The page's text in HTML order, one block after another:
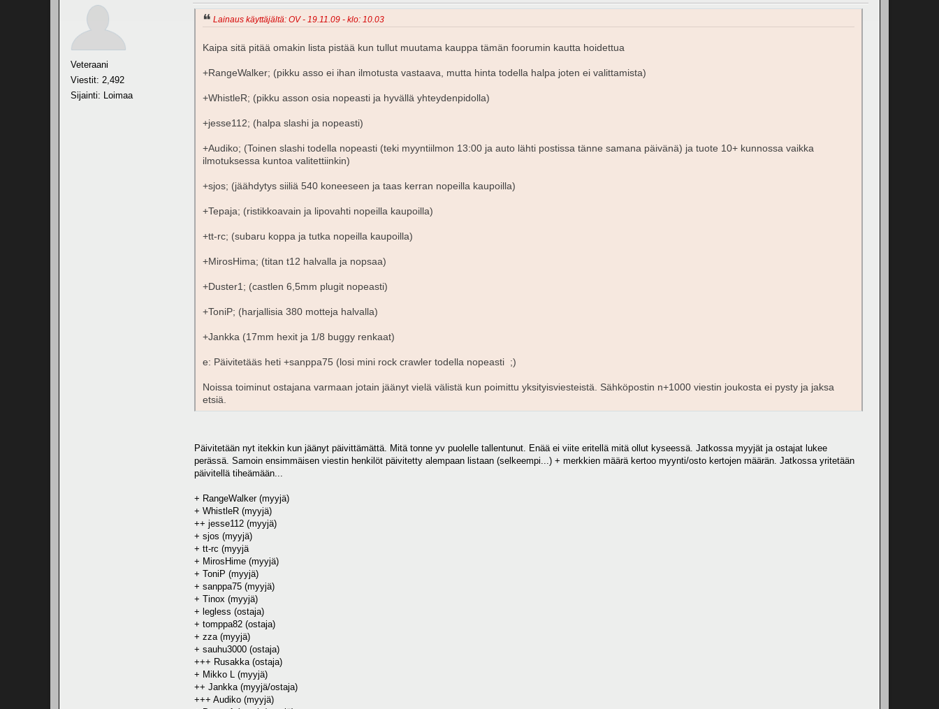
Veteraani
Viestit: 2,492
Sijainti: Loimaa
Lainaus käyttäjältä: OV - 19.11.09 - klo: 10.03
Kaipa sitä pitää omakin lista pistää kun tullut muutama kauppa tämän foorumin kautta hoidettua
+RangeWalker; (pikku asso ei ihan ilmotusta vastaava, mutta hinta todella halpa joten ei valittamista)
+WhistleR; (pikku asson osia nopeasti ja hyvällä yhteydenpidolla)
+jesse112; (halpa slashi ja nopeasti)
+Audiko; (Toinen slashi todella nopeasti (teki myyntiilmon 13:00 ja auto lähti postissa tänne samana päivänä) ja tuote 10+ kunnossa vaikka
ilmotuksessa kuntoa valitettiinkin)
+sjos; (jäähdytys siiliä 540 koneeseen ja taas kerran nopeilla kaupoilla)
+Tepaja; (ristikkoavain ja lipovahti nopeilla kaupoilla)
+tt-rc; (subaru koppa ja tutka nopeilla kaupoilla)
+MirosHima; (titan t12 halvalla ja nopsaa)
+Duster1; (castlen 6,5mm plugit nopeasti)
+ToniP; (harjallisia 380 motteja halvalla)
+Jankka (17mm hexit ja 1/8 buggy renkaat)
e: Päivitetääs heti +sanppa75 (losi mini rock crawler todella nopeasti ;)
Noissa toiminut ostajana varmaan jotain jäänyt vielä välistä kun poimittu yksityisviesteistä. Sähköpostin n+1000 viestin joukosta ei pysty ja jaksa
etsiä.
Päivitetään nyt itekkin kun jäänyt päivittämättä. Mitä tonne yv puolelle tallentunut. Enää ei viite eritellä mitä ollut kyseessä. Jatkossa myyjät ja ostajat lukee
perässä. Samoin ensimmäisen viestin henkilöt päivitetty alempaan listaan (selkeempi...) + merkkien määrä kertoo myynti/osto kertojen määrän. Jatkossa yritetään
päivitellä tiheämään...
+ RangeWalker (myyjä)
+ WhistleR (myyjä)
++ jesse112 (myyjä)
+ sjos (myyjä)
+ tt-rc (myyjä
+ MirosHime (myyjä)
+ ToniP (myyjä)
+ sanppa75 (myyjä)
+ Tinox (myyjä)
+ legless (ostaja)
+ tomppa82 (ostaja)
+ zza (myyjä)
+ sauhu3000 (ostaja)
+++ Rusakka (ostaja)
+ Mikko L (myyjä)
++ Jankka (myyjä/ostaja)
+++ Audiko (myyjä)